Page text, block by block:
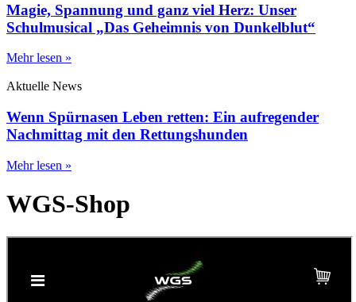
Magie, Spannung und ganz viel Herz: Unser
Schulmusical „Das Geheimnis von Dunkelblut“
Mehr lesen »
Aktuelle News
Wenn Spürnasen Leben retten: Ein aufregender
Nachmittag mit den Rettungshunden
Mehr lesen »
WGS-Shop